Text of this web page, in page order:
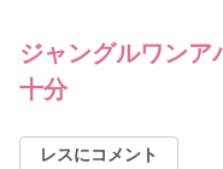
ジャングルワンア
十分
レスにコメント